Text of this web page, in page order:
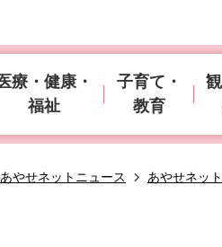
療・健康・
福祉
子育て・
教育
あやせネットニュース あやせネッ